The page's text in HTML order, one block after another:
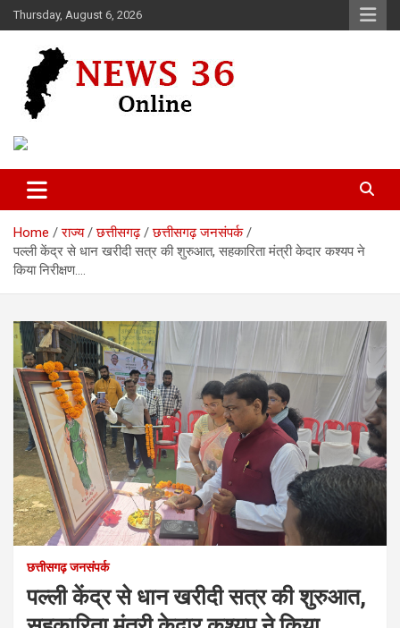
Skip
to
Thursday, August 6, 2026
News 36
Home राज्य छत्तीसगढ़
छत्तीसगढ़ जनसंपर्क
पल्ली केंद्र से धान खरीदी सत्र की शुरुआत, सहकारिता मंत्री केदार कश्यप ने
किया निरीक्षण….
छत्तीसगढ़ जनसंपर्क
पल्ली केंद्र से धान खरीदी सत्र की शुरुआत,